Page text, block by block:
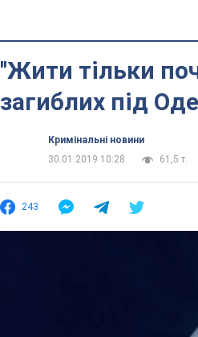
''Жити тільки
загиблих під
Кримінальні новини
30.01.2019 10:28
61,5 т.
243